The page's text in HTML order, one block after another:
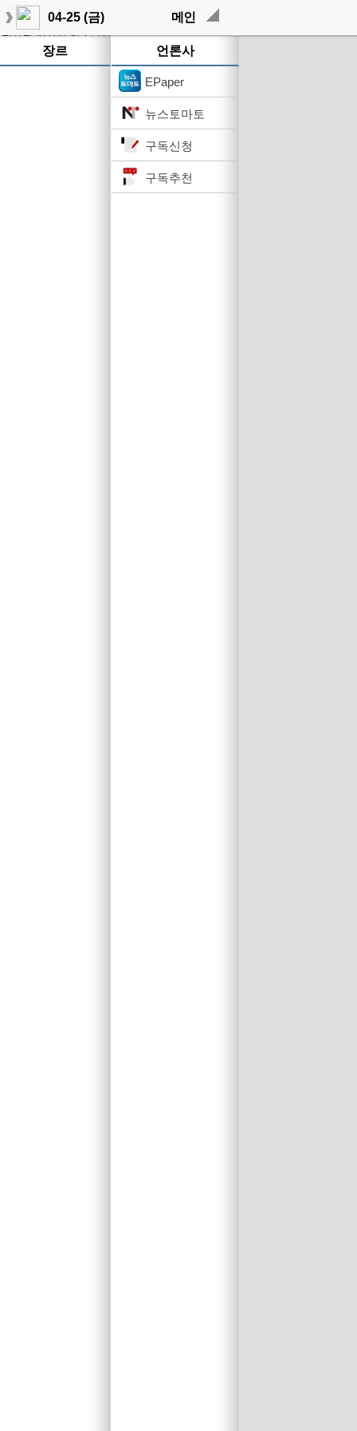
04-25 (금) 메인
장르 언론사
EPaper
뉴스토마토
구독신청
구독추천
작성된 기사가 없습니다.